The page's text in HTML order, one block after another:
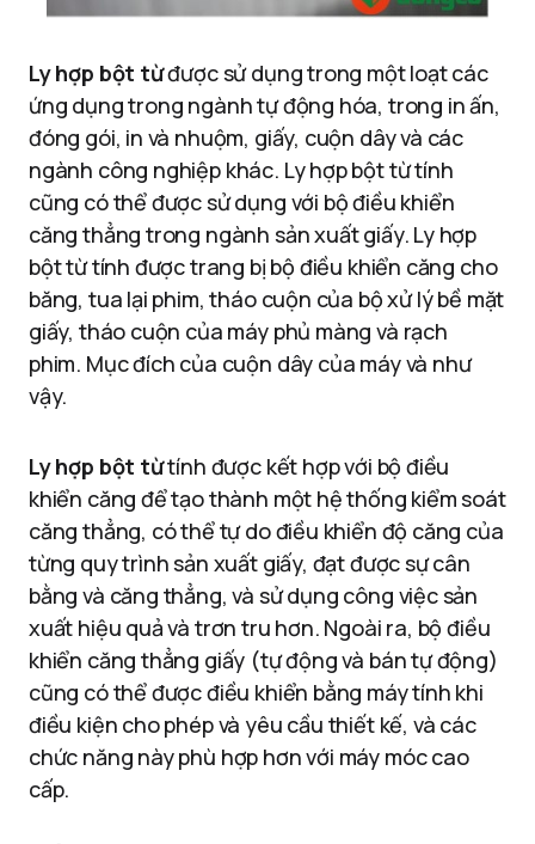
Ly hợp bột từđược sử dụng trong một loạt các
ứng dụng trong ngành tự động hóa, trong in ấn,
đóng gói, in và nhuộm, giấy, cuộn dây và các
ngành công nghiệp khác. Ly hợp bột từ tính
cũng có thể được sử dụng với bộ điều khiển
căng thẳng trong ngành sản xuất giấy. Ly hợp
bột từ tính được trang bị bộ điều khiển căng cho
băng, tua lại phim, tháo cuộn của bộ xử lý bề mặt
giấy, tháo cuộn của máy phủ màng và rạch
phim. Mục đích của cuộn dây của máy và như
vậy.
Ly hợp bột từtính được kết hợp với bộ điều
khiển căng để tạo thành một hệ thống kiểm soát
căng thẳng, có thể tự do điều khiển độ căng của
từng quy trình sản xuất giấy, đạt được sự cân
bằng và căng thẳng, và sử dụng công việc sản
xuất hiệu quả và trơn tru hơn. Ngoài ra, bộ điều
khiển căng thẳng giấy (tự động và bán tự động)
cũng có thể được điều khiển bằng máy tính khi
điều kiện cho phép và yêu cầu thiết kế, và các
chức năng này phù hợp hơn với máy móc cao
cấp.